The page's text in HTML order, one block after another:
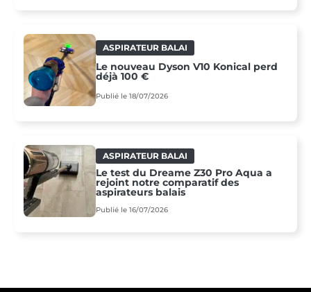
ASPIRATEUR BALAI
Le nouveau Dyson V10 Konical perd
déjà 100 €
Publié le 18/07/2026
ASPIRATEUR BALAI
Le test du Dreame Z30 Pro Aqua a
rejoint notre comparatif des
aspirateurs balais
Publié le 16/07/2026